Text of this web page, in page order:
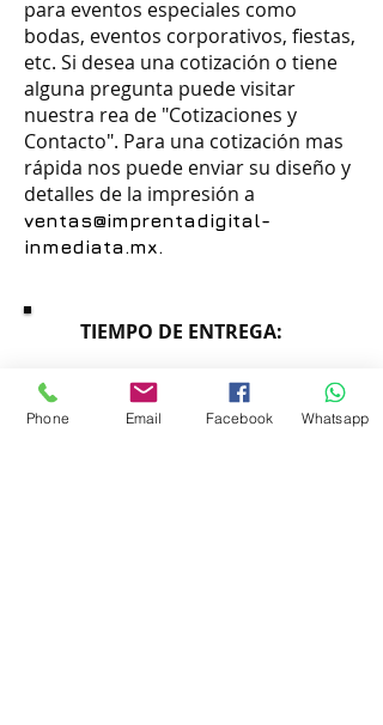
para eventos especiales como
bodas, eventos corporativos, fiestas,
etc. Si desea una cotización o tiene
alguna pregunta puede visitar
nuestra rea de "Cotizaciones y
Contacto". Para una cotización mas
rápida nos puede enviar su diseño y
detalles de la impresión a
ventas@imprentadigital-
inmediata.mx.
TIEMPO DE ENTREGA:
DESDE 4 HORAS
IMPRESION DIGITAL URGENTE
Phone Email Facebook Whatsapp